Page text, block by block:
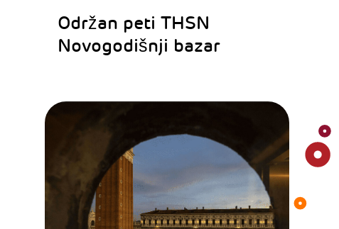
Održan peti THSN
Novogodišnji bazar